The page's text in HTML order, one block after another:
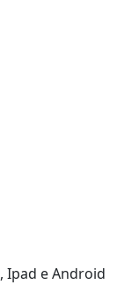
Ipad e Android